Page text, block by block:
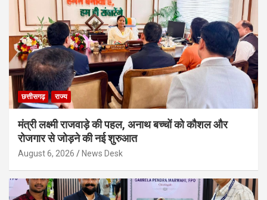
छत्तीसगढ़ राज्य
मंत्री लक्ष्मी राजवाड़े की पहल, अनाथ बच्चों को कौशल और
रोजगार से जोड़ने की नई शुरुआत
August 6, 2026 News Desk